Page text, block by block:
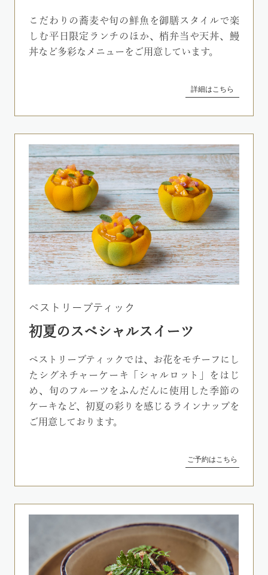
こだわりの蕎麦や旬の鮮魚を御膳スタイルで楽
しむ平日限定ランチのほか、梢弁当や天丼、鰻
丼など多彩なメニューをご用意しています。
詳細はこちら
ペストリーブティック
初夏のスペシャルスイーツ
ペストリーブティックでは、お花をモチーフにし
たシグネチャーケーキ「シャルロット」をはじ
め、旬のフルーツをふんだんに使用した季節の
ケーキなど、初夏の彩りを感じるラインナップを
ご用意しております。
ご予約はこちら